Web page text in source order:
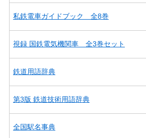
私鉄電車ガイドブック 全8巻
視録 国鉄電気機関車 全3巻セット
鉄道用語辞典
第3版 鉄道技術用語辞典
全国駅名事典